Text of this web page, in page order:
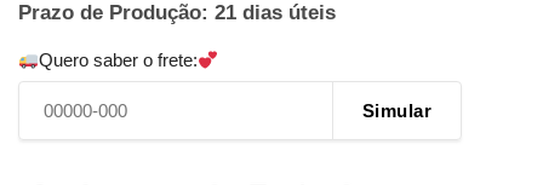
Prazo de Produção: 21 dias úteis
Quero saber o frete:
Simular